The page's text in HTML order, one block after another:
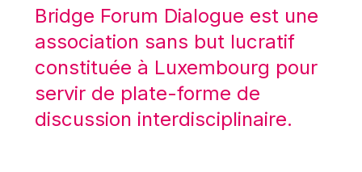
Mario Centeno
Mario Monti
Maroš ŠEFČOVIČ
Martin Bailey
Martine Reicherts
Bridge Forum Dialogue est une
association sans but lucratif
constituée à Luxembourg pour
servir de plate-forme de
discussion interdisciplinaire.